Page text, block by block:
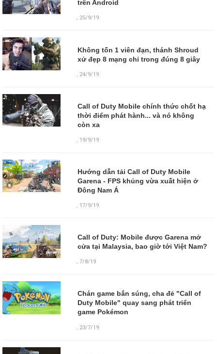
trên Android
, 25/9/19
Không tốn 1 viên đạn, thánh Shroud
xử đẹp 8 mạng chỉ trong đúng 8 giây
, 24/9/19
Call of Duty Mobile chính thức chốt hạ
thời điểm phát hành... và nó không
còn xa
, 19/9/19
Hướng dẫn tải Call of Duty Mobile
Garena - FPS khủng vừa xuất hiện ở
Đông Nam Á
, 17/9/19
Call of Duty: Mobile được Garena mở
cửa tại Malaysia, bao giờ tới Việt Nam?
,7/8/19
Chán game bắn súng, cha đẻ "Call of
Duty Mobile" quay sang phát triển
game Pokémon
23/7/19